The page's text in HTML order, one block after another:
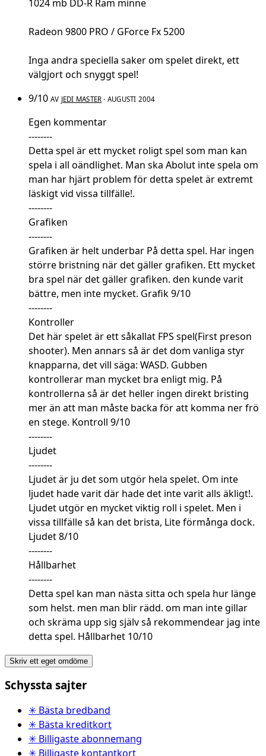
1024 mb DD-R Ram minne
Radeon 9800 PRO / GForce Fx 5200
Inga andra speciella saker om spelet direkt, ett
välgjort och snyggt spel!
9/10 AV JEDI MASTER · AUGUSTI 2004
Egen kommentar
--------
Detta spel är ett mycket roligt spel som man kan
spela i all oändlighet. Man ska Abolut inte spela om
man har hjärt problem för detta spelet är extremt
läskigt vid vissa tillfälle!.
--------
Grafiken
--------
Grafiken är helt underbar På detta spel. Har ingen
större bristning när det gäller grafiken. Ett mycket
bra spel när det gäller grafiken. den kunde varit
bättre, men inte mycket. Grafik 9/10
--------
Kontroller
Det här spelet är ett såkallat FPS spel(First preson
shooter). Men annars så är det dom vanliga styr
knapparna, det vill säga: WASD. Gubben
kontrollerar man mycket bra enligt mig. På
kontrollerna så är det heller ingen direkt bristing
mer än att man måste backa för att komma ner frö
en stege. Kontroll 9/10
--------
Ljudet
--------
Ljudet är ju det som utgör hela spelet. Om inte
ljudet hade varit där hade det inte varit alls äkligt!.
Ljudet utgör en mycket viktig roll i spelet. Men i
vissa tillfälle så kan det brista, Lite förmånga dock.
Ljudet 8/10
--------
Hållbarhet
--------
Detta spel kan man nästa sitta och spela hur länge
som helst. men man blir rädd. om man inte gillar
och skräma upp sig själv så rekommendear jag inte
detta spel. Hållbarhet 10/10
Skriv ett eget omdöme
Schyssta sajter
✳ Bästa bredband
✳ Bästa kreditkort
✳ Billigaste abonnemang
✳ Billigaste kontantkort